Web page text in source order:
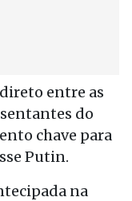
entre as
do
chave para
Putin.
na